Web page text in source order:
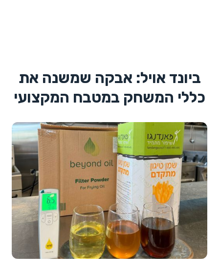
ביונד אויל: אבקה שמשנה את
כללי המשחק במטבח המקצועי